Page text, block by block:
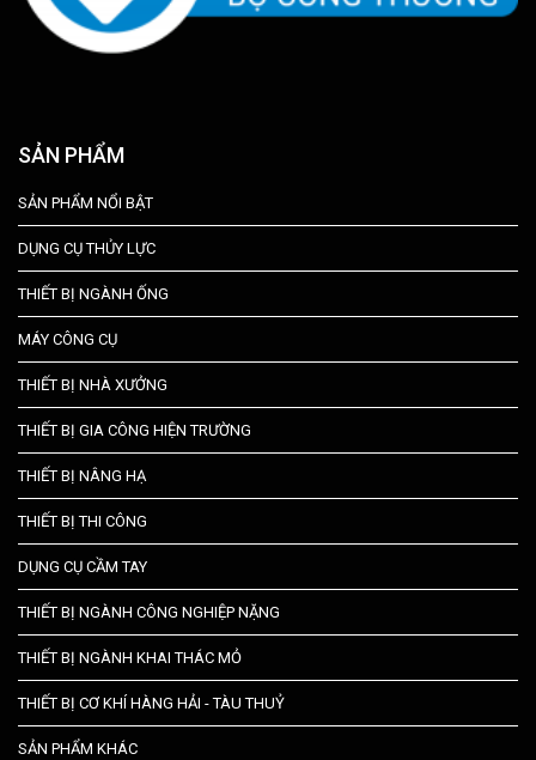
SẢN PHẨM
SẢN PHẨM NỔI BẬT
DỤNG CỤ THỦY LỰC
THIẾT BỊ NGÀNH ỐNG
MÁY CÔNG CỤ
THIẾT BỊ NHÀ XƯỞNG
THIẾT BỊ GIA CÔNG HIỆN TRƯỜNG
THIẾT BỊ NÂNG HẠ
THIẾT BỊ THI CÔNG
DỤNG CỤ CẦM TAY
THIẾT BỊ NGÀNH CÔNG NGHIỆP NẶNG
THIẾT BỊ NGÀNH KHAI THÁC MỎ
THIẾT BỊ CƠ KHÍ HÀNG HẢI - TÀU THUỶ
SẢN PHẨM KHÁC